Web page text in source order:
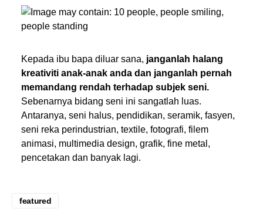
Kepada ibu bapa diluar sana, janganlah halang
kreativiti anak-anak anda dan janganlah pernah
memandang rendah terhadap subjek seni.
Sebenarnya bidang seni ini sangatlah luas.
Antaranya, seni halus, pendidikan, seramik, fasyen,
seni reka perindustrian, textile, fotografi, filem
animasi, multimedia design, grafik, fine metal,
pencetakan dan banyak lagi.
featured